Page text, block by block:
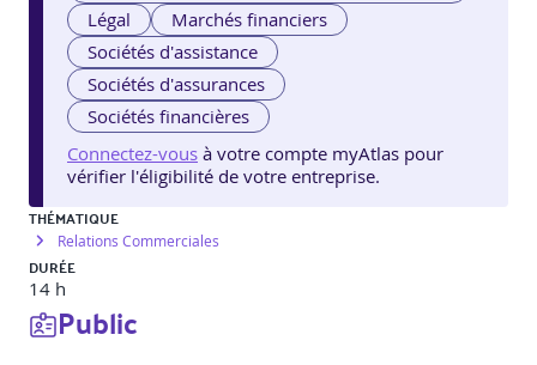
Légal
Marchés financiers
Sociétés d'assistance
Sociétés d'assurances
Sociétés financières
Connectez-vous à votre compte myAtlas pour
vérifier l'éligibilité de votre entreprise.
THÉMATIQUE
Relations Commerciales
DURÉE
14 h
Public